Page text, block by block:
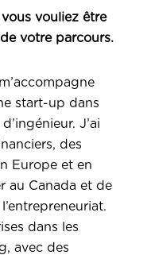
vouliez être
votre parcours.
start-up dans
J’ai
des
Europe et en
au Canada et de
dans les
avec des